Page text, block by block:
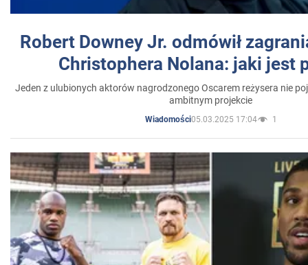
Robert Downey Jr. odmówił
Christophera Nolana: jaki jest
Jeden z ulubionych aktorów nagrodzonego Oscarem reżysera nie
ambitnym projekcie
Wiadomości05.03.2025 17:04 1